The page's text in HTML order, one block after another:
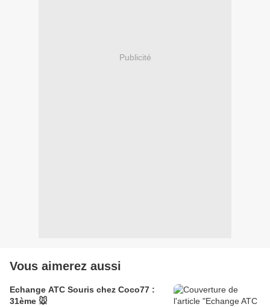
Publicité
Vous aimerez aussi
Echange ATC Souris chez Coco77 :
31ème 🐭